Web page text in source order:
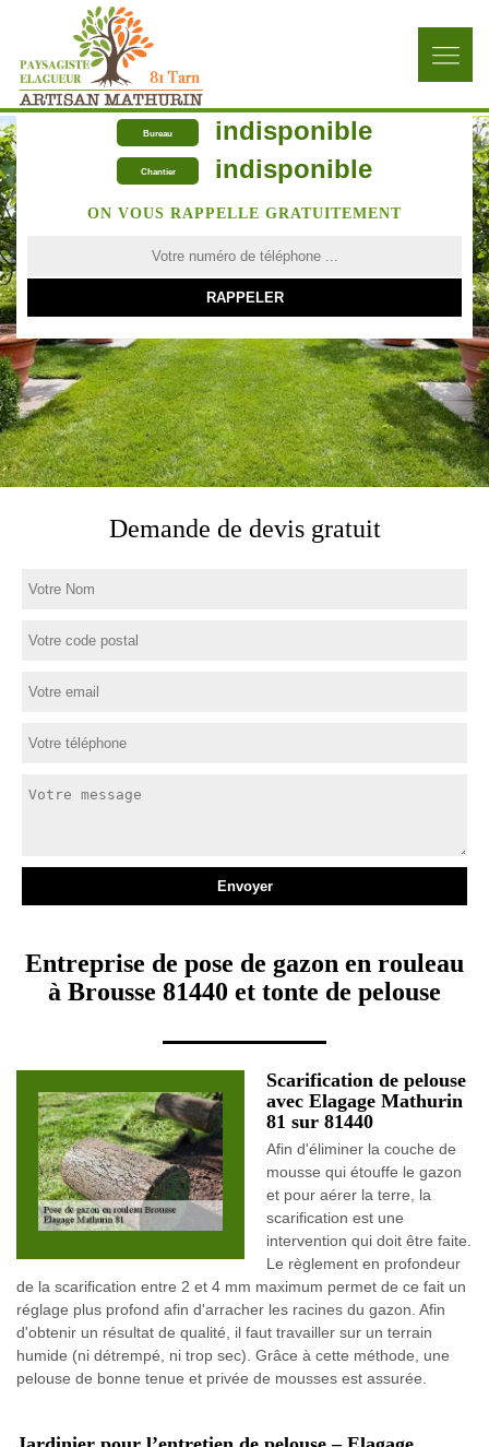
Bureau indisponible
Chantier indisponible
ON VOUS RAPPELLE GRATUITEMENT
Demande de devis gratuit
Entreprise de pose de gazon en rouleau
à Brousse 81440 et tonte de pelouse
Scarification de pelouse
avec Elagage Mathurin
81 sur 81440
Afin d'éliminer la couche de
mousse qui étouffe le gazon
et pour aérer la terre, la
scarification est une
intervention qui doit être faite.
Le règlement en profondeur
de la scarification entre 2 et 4 mm maximum permet de ce fait un
réglage plus profond afin d'arracher les racines du gazon. Afin
d'obtenir un résultat de qualité, il faut travailler sur un terrain
humide (ni détrempé, ni trop sec). Grâce à cette méthode, une
pelouse de bonne tenue et privée de mousses est assurée.